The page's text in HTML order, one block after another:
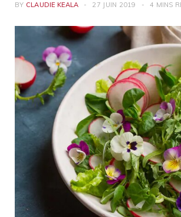
BY CLAUDIE KEALA 27 JUIN 2019 4 MINS